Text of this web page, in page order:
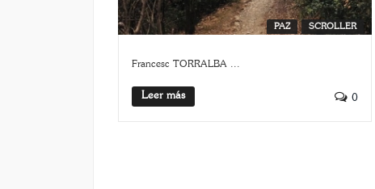
PAZ SCROLLER
Francesc TORRALBA ...
Leer más 0